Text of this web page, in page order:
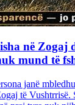
në Zogaj
mund të
janë
të Vushtrrisë.